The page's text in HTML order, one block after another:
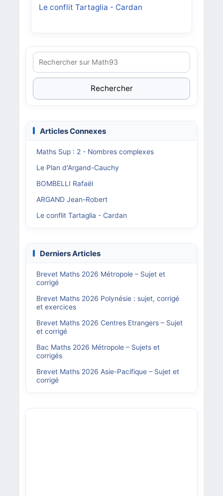
Le conflit Tartaglia - Cardan
Rechercher
Articles Connexes
Maths Sup : 2 - Nombres complexes
Le Plan d'Argand-Cauchy
BOMBELLI Rafaël
ARGAND Jean-Robert
Le conflit Tartaglia - Cardan
Derniers Articles
Brevet Maths 2026 Métropole – Sujet et
corrigé
Brevet Maths 2026 Polynésie : sujet, corrigé
et exercices
Brevet Maths 2026 Centres Etrangers – Sujet
et corrigé
Bac Maths 2026 Métropole – Sujets et
corrigés
Brevet Maths 2026 Asie-Pacifique – Sujet et
corrigé